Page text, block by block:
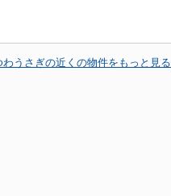
うさぎの近くの物件をもっと見る